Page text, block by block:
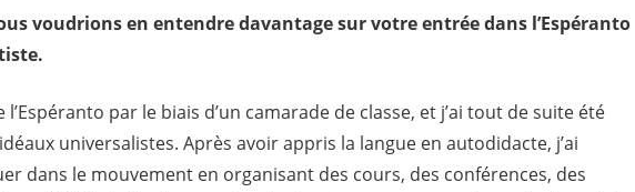
voudrions en entendre davantage sur votre entrée dans l’Espéranto
l’Espéranto par le biais d’un camarade de classe, et j’ai tout de suite été
universalistes. Après avoir appris la langue en autodidacte, j’ai
dans le mouvement en organisant des cours, des conférences, des